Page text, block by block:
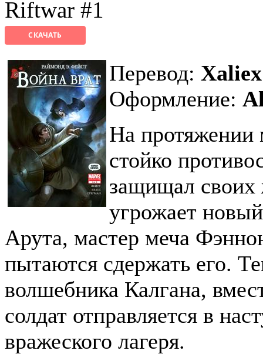
Riftwar #1
СКАЧАТЬ
Перевод: Xaliex
Оформление:
На протяжении
стойко
защищал своих
угрожает
Арута, мастер меча
пытаются сдержать его.
волшебника Калгана,
солдат отправляется в
вражеского лагеря.